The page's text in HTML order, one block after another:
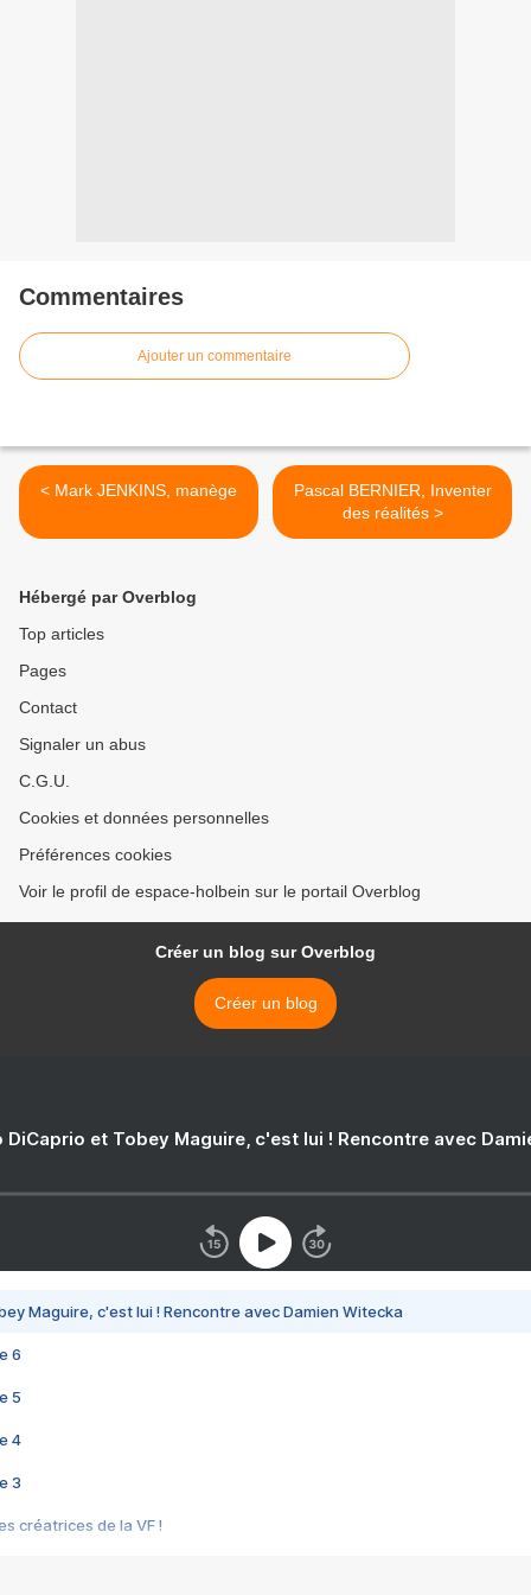
Commentaires
Ajouter un commentaire
< Mark JENKINS, manège
Pascal BERNIER, Inventer
des réalités >
Hébergé par Overblog
Top articles
Pages
Contact
Signaler un abus
C.G.U.
Cookies et données personnelles
Préférences cookies
Voir le profil de espace-holbein sur le portail Overblog
Créer un blog sur Overblog
Créer un blog
DiCaprio et Tobey Maguire, c'est lui ! Rencontre avec
Maguire, c'est lui ! Rencontre avec Damien Witecka
6
5
4
3
créatrices de la VF !